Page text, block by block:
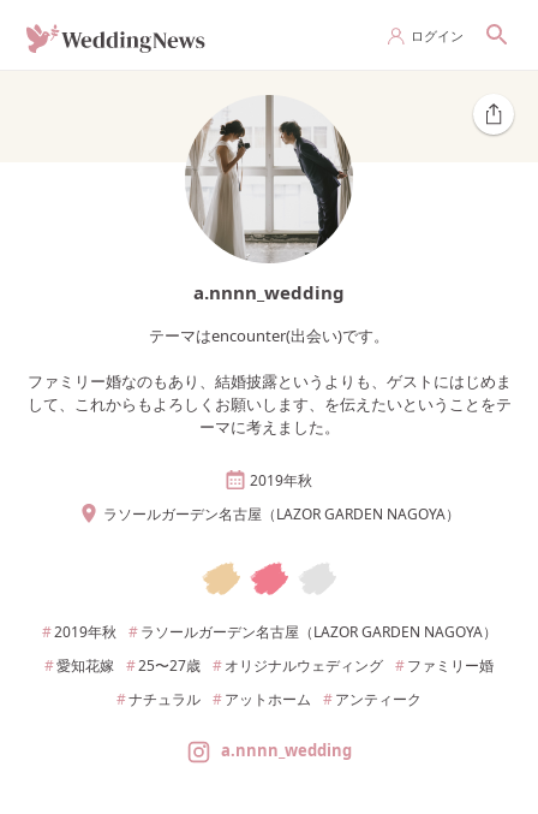
ログイン
a.nnnn_wedding
テーマはencounter(出会い)です。
ファミリー婚なのもあり、結婚披露というよりも、ゲストにはじめま
して、これからもよろしくお願いします、を伝えたいということをテ
ーマに考えました。
2019年秋
ラソールガーデン名古屋（LAZOR GARDEN NAGOYA）
2019年秋
ラソールガーデン名古屋（LAZOR GARDEN NAGOYA）
愛知花嫁 25〜27歳 オリジナルウェディング
ファミリー婚
ナチュラル
アットホーム アンティーク
a.nnnn_wedding